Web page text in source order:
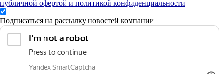
публичной офертой и политикой конфиденциальности
Подписаться на рассылку новостей компании